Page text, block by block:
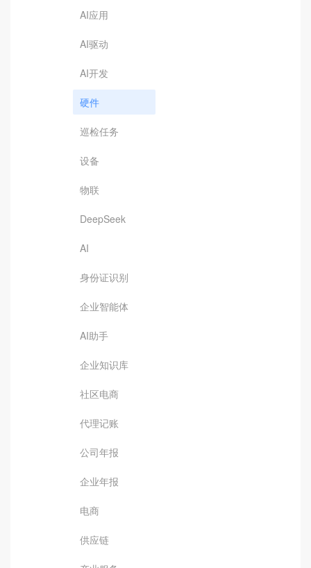
AI应用
AI驱动
AI开发
硬件
巡检任务
设备
物联
DeepSeek
AI
身份证识别
企业智能体
AI助手
企业知识库
社区电商
代理记账
公司年报
企业年报
电商
供应链